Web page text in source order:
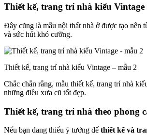
Thiết kế, trang trí nhà kiểu Vintage
Đây cũng là mẫu nội thất nhà ở được tạo nên
và sức hút khó cưỡng.
Thiết kế, trang trí nhà kiểu Vintage – mẫu 2
Chắc chắn rằng, mẫu thiết kế, trang trí nhà
những điều xưa cũ tốt đẹp.
Thiết kế, trang trí nhà theo phong
Nếu bạn đang thiếu ý tưởng để thiết kế và